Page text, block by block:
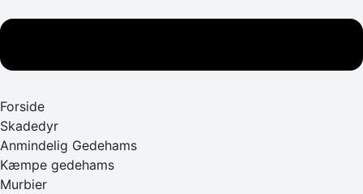
Forside
Skadedyr
Anmindelig Gedehams
Kæmpe gedehams
Murbier